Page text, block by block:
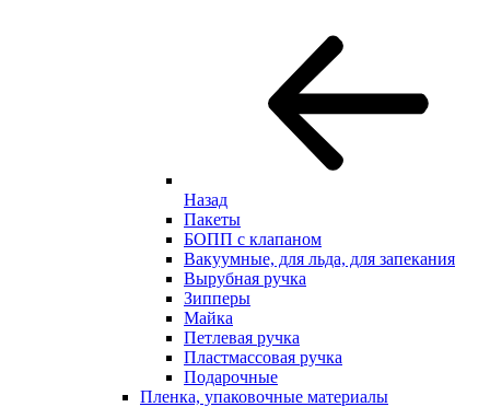
Назад
Пакеты
БОПП с клапаном
Вакуумные, для льда, для запекания
Вырубная ручка
Зипперы
Майка
Петлевая ручка
Пластмассовая ручка
Подарочные
Пленка, упаковочные материалы